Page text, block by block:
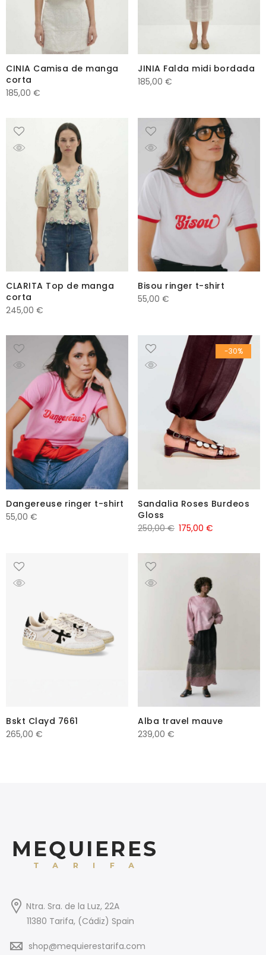
CINIA Camisa de manga
corta
185,00 €
JINIA Falda midi bordada
185,00 €
CLARITA Top de manga
corta
245,00 €
Bisou ringer t-shirt
55,00 €
Dangereuse ringer t-shirt
55,00 €
-30%
Sandalia Roses Burdeos
Gloss
250,00€ 175,00 €
Bskt Clayd 7661
265,00 €
Alba travel mauve
239,00 €
Ntra. Sra. de la Luz, 22A
11380 Tarifa, (Cádiz) Spain
shop@mequierestarifa.com